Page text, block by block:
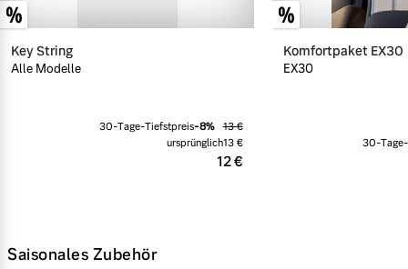
Key String
Alle Modelle
12 €
30-Tage-Tiefstpreis-8%
13 €
ursprünglich13 €
Komfortpaket EX30
EX30
30-
Saisonales Zubehör